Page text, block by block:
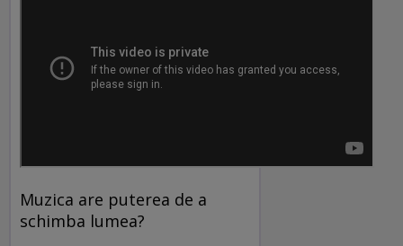
Muzica are puterea de a
schimba lumea?